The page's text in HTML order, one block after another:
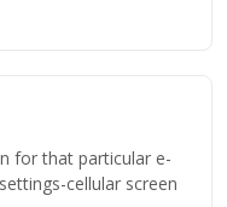
for that particular e-
cellular screen